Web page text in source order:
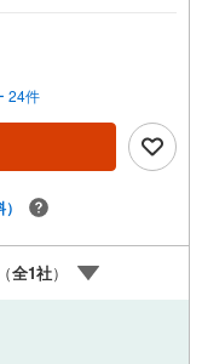
■即日案内可能！※
合せがスムーズ■定休
りLINEでのお問合せ
件、弊社ホームペー
充実！ご希望の学校区
宅販売」で検索！是非
ォームやリノベーシ
ストな住宅ローン商
率、審査基準などを
ームローンの一体型商
借入による住宅ロー
い
24件
全1社）